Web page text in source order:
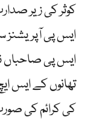
کوثر کی زیر
ایس پی
ایس پی صاحباں
تھانوں کے ایس
کی کرائم کی